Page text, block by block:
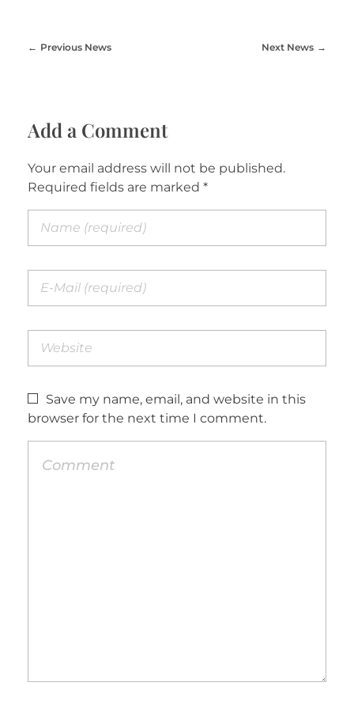
Previous News Next News
Add a Comment
Your email address will not be published.
Required fields are marked *
Save my name, email, and website in this
browser for the next time I comment.